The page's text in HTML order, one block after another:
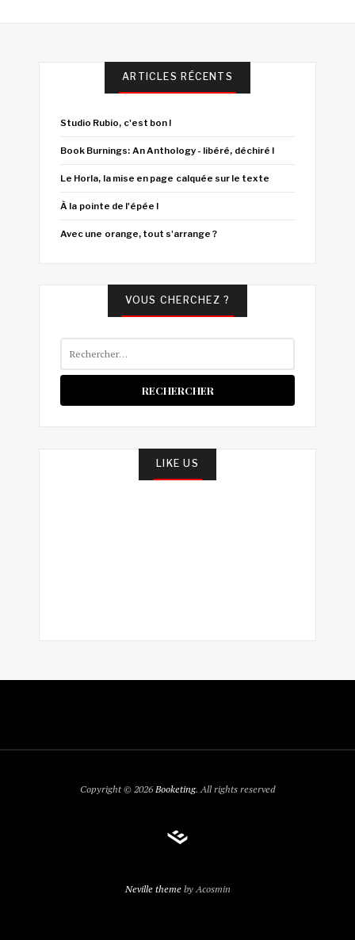
ARTICLES RÉCENTS
Studio Rubio, c'est bon !
Book Burnings: An Anthology - libéré, déchiré !
Le Horla, la mise en page calquée sur le texte
À la pointe de l'épée !
Avec une orange, tout s'arrange ?
VOUS CHERCHEZ ?
LIKE US
Copyright © 2026Booketing. All rights reserved
Neville themeby Acosmin